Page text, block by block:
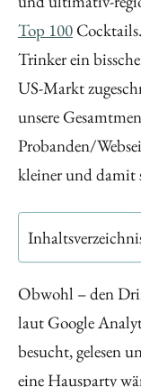
Top 100
Trinker ein
US-Markt
unsere
Probanden/
kleiner und damit
Obwohl – den
laut Google
besucht, gelesen
eine Hausparty